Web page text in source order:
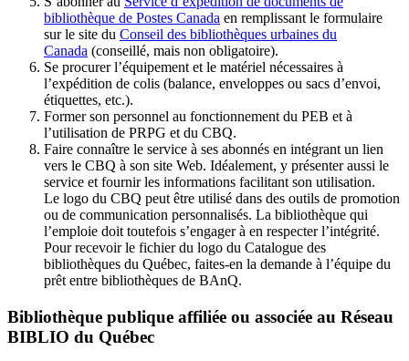
bibliothèque de Postes Canada en remplissant le formulaire
sur le site du Conseil des bibliothèques urbaines du
Canada (conseillé, mais non obligatoire).
Se procurer l’équipement et le matériel nécessaires à
l’expédition de colis (balance, enveloppes ou sacs d’envoi,
étiquettes, etc.).
Former son personnel au fonctionnement du PEB et à
l’utilisation de PRPG et du CBQ.
Faire connaître le service à ses abonnés en intégrant un lien
vers le CBQ à son site Web. Idéalement, y présenter aussi le
service et fournir les informations facilitant son utilisation.
Le logo du CBQ peut être utilisé dans des outils de promotion
ou de communication personnalisés. La bibliothèque qui
l’emploie doit toutefois s’engager à en respecter l’intégrité.
Pour recevoir le fichier du logo du Catalogue des
bibliothèques du Québec, faites-en la demande à l’équipe du
prêt entre bibliothèques de BAnQ.
Bibliothèque publique affiliée ou associée au Réseau
BIBLIO du Québec